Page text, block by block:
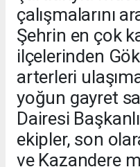
çalışmalarını
Şehrin en çok
ilçelerinden
arterleri
yoğun gayret
Dairesi
ekipler, son
ve Kazandere